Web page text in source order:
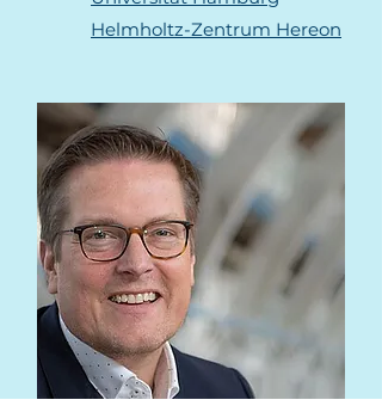
Helmholtz-Zentrum Hereon